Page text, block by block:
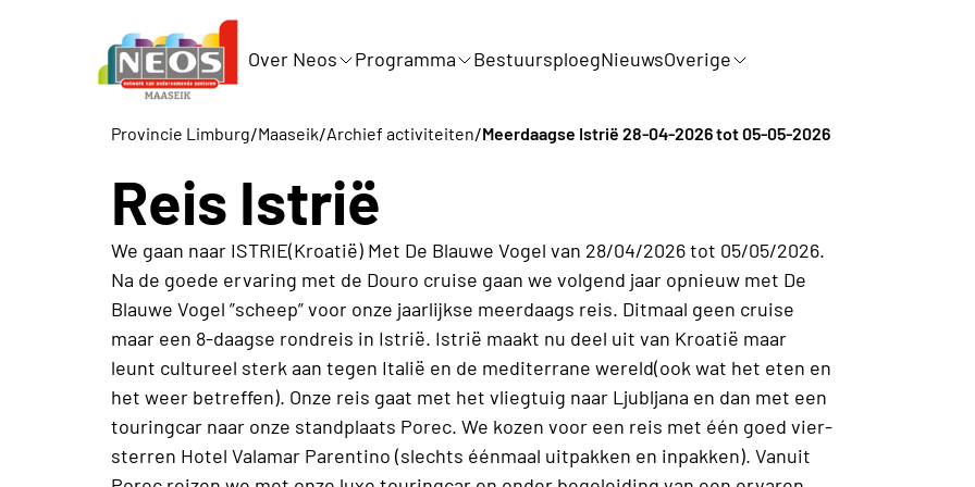
Over Neos Programma BestuursploegNieuwsOverige
Provincie Limburg/Maaseik/Archief activiteiten/Meerdaagse Istrië 28-04-2026 tot 05-05-2026
Reis Istrië
We gaan naar ISTRIE(Kroatië) Met De Blauwe Vogel van 28/04/2026 tot 05/05/2026.
Na de goede ervaring met de Douro cruise gaan we volgend jaar opnieuw met De
Blauwe Vogel ”scheep” voor onze jaarlijkse meerdaags reis. Ditmaal geen cruise
maar een 8-daagse rondreis in Istrië. Istrië maakt nu deel uit van Kroatië maar
leunt cultureel sterk aan tegen Italië en de mediterrane wereld(ook wat het eten en
het weer betreffen). Onze reis gaat met het vliegtuig naar Ljubljana en dan met een
touringcar naar onze standplaats Porec. We kozen voor een reis met één goed vier-
sterren Hotel Valamar Parentino (slechts éénmaal uitpakken en inpakken). Vanuit